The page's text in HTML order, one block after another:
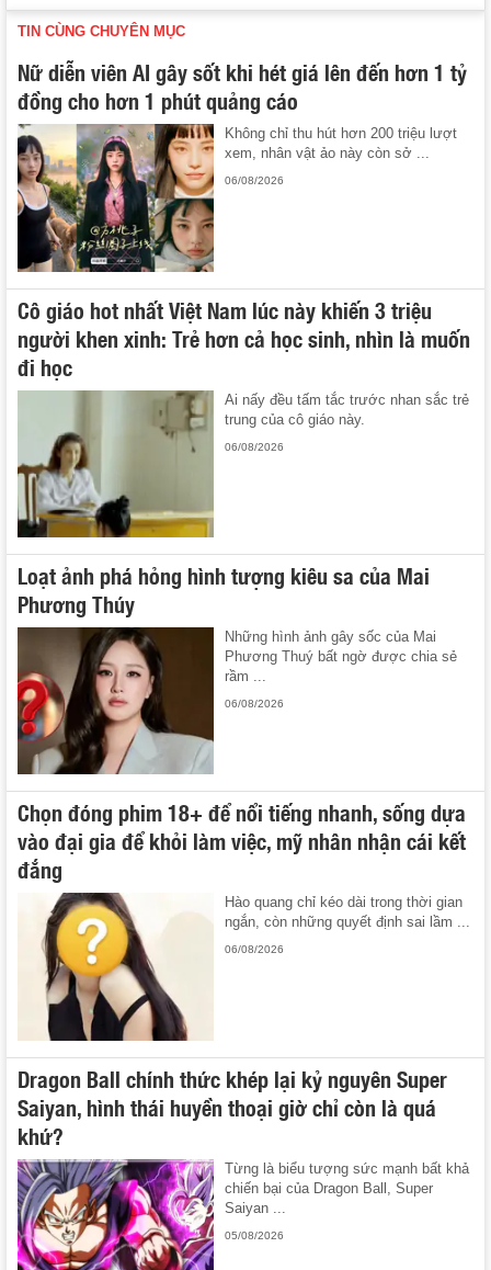
TIN CÙNG CHUYÊN MỤC
Nữ diễn viên AI gây sốt khi hét giá lên đến hơn 1 tỷ
đồng cho hơn 1 phút quảng cáo
Không chỉ thu hút hơn 200 triệu lượt
xem, nhân vật ảo này còn sở ...
06/08/2026
Cô giáo hot nhất Việt Nam lúc này khiến 3 triệu
người khen xinh: Trẻ hơn cả học sinh, nhìn là muốn
đi học
Ai nấy đều tấm tắc trước nhan sắc trẻ
trung của cô giáo này.
06/08/2026
Loạt ảnh phá hỏng hình tượng kiêu sa của Mai
Phương Thúy
Những hình ảnh gây sốc của Mai
Phương Thuý bất ngờ được chia sẻ
rầm ...
06/08/2026
Chọn đóng phim 18+ để nổi tiếng nhanh, sống dựa
vào đại gia để khỏi làm việc, mỹ nhân nhận cái kết
đắng
Hào quang chỉ kéo dài trong thời gian
ngắn, còn những quyết định sai lầm ...
06/08/2026
Dragon Ball chính thức khép lại kỷ nguyên Super
Saiyan, hình thái huyền thoại giờ chỉ còn là quá
khứ?
Từng là biểu tượng sức mạnh bất khả
chiến bại của Dragon Ball, Super
Saiyan ...
05/08/2026